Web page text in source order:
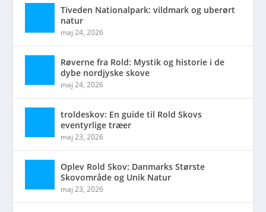
Tiveden Nationalpark: vildmark og uberørt
natur
maj 24, 2026
Røverne fra Rold: Mystik og historie i de
dybe nordjyske skove
maj 24, 2026
troldeskov: En guide til Rold Skovs
eventyrlige træer
maj 23, 2026
Oplev Rold Skov: Danmarks Største
Skovområde og Unik Natur
maj 23, 2026